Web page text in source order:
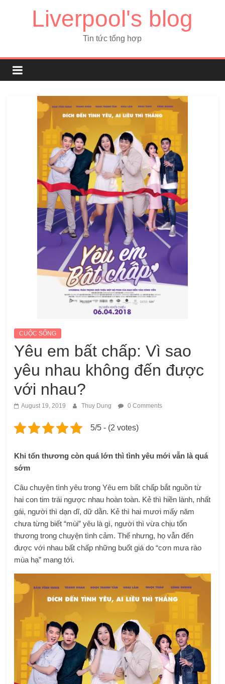
Liverpool's blog
Tin tức tổng hợp
CUỘC SỐNG
Yêu em bất chấp: Vì sao
yêu nhau không đến được
với nhau?
August 19, 2019 Thuy Dung 0 Comments
5/5 - (2 votes)
Khi tổn thương còn quá lớn thì tình yêu mới vẫn là quá
sớm
Câu chuyện tình yêu trong Yêu em bất chấp bắt nguồn từ
hai con tim trái ngược nhau hoàn toàn. Kẻ thì hiền lành, nhất
gái, người thì dạn dĩ, dữ dằn. Kẻ thì hai mươi mấy năm
chưa từng biết “mùi” yêu là gì, người thì vừa chịu tổn
thương trong chuyện tình cảm. Thế nhưng, họ vẫn đến
được với nhau bất chấp những buốt giá do “cơn mưa rào
mùa hạ” mang tới.